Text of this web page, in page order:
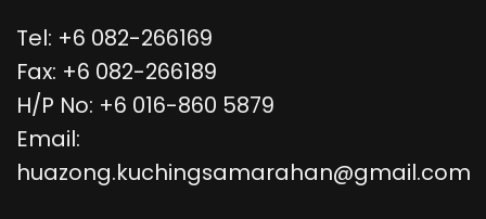
Tel: +6 082-266169
Fax: +6 082-266189
H/P No: +6 016-860 5879
Email:
huazong.kuchingsamarahan@gmail.com